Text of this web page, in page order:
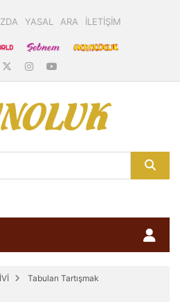
YASAL ARA İLETİŞİM
Tabuları Tartışmak